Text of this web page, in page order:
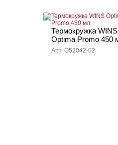
Термокружка WINS
Optima Promo 450
Арт. O52042-02